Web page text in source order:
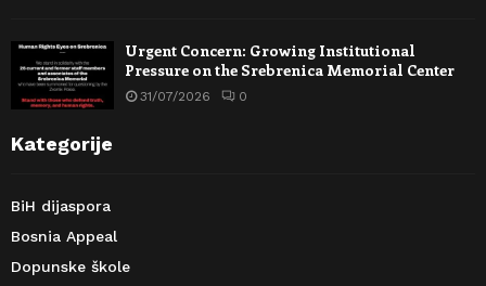
Urgent Concern: Growing Institutional
Pressure on the Srebrenica Memorial Center
31/07/2026 0
Kategorije
BiH dijaspora
Bosnia Appeal
Dopunske škole